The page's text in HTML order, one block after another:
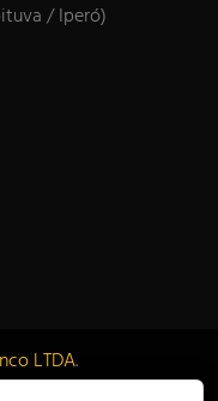
/ Iperó)
LTDA.